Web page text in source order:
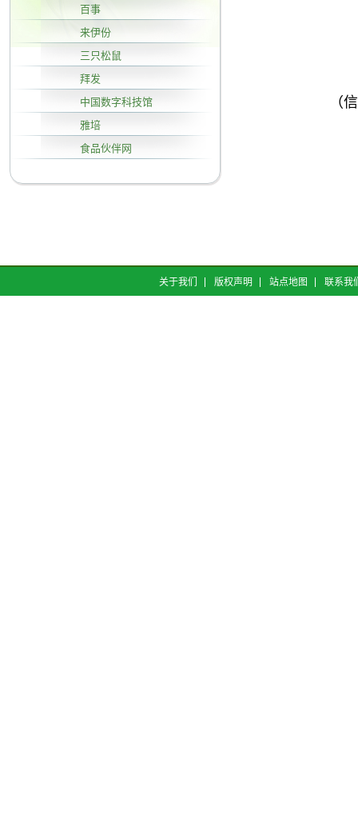
百事
来伊份
三只松鼠
拜发
中国数字科技馆
雅培
食品伙伴网
（
关于我们 版权声明 站点地图 联系我